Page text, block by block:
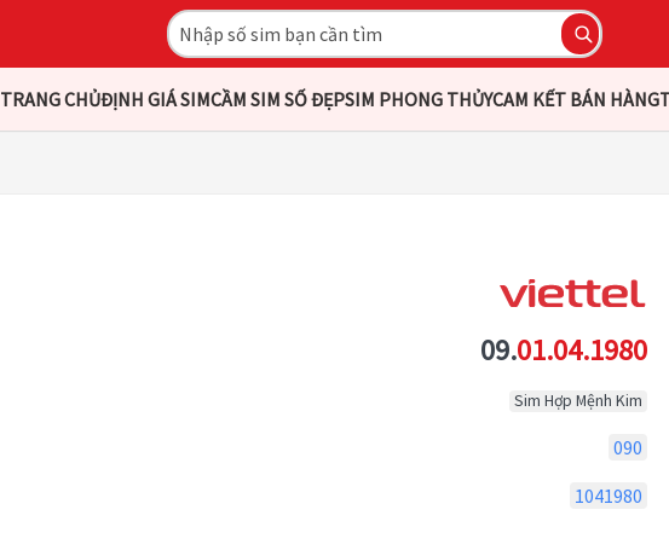
TRANG CHỦĐỊNH GIÁ SIMCẦM SIM SỐ ĐẸPSIM PHONG THỦYCAM KẾT BÁN HÀNG
09.01.04.1980
Sim Hợp Mệnh Kim
090
1041980